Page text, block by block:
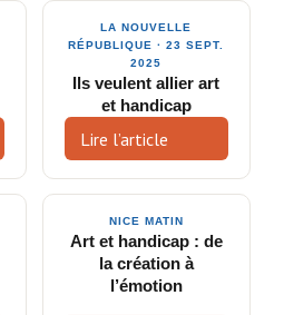
LA NOUVELLE
RÉPUBLIQUE · 23 SEPT.
2025
Ils veulent allier art
et handicap
Lire l’article
NICE MATIN
Art et handicap : de
la création à
l’émotion